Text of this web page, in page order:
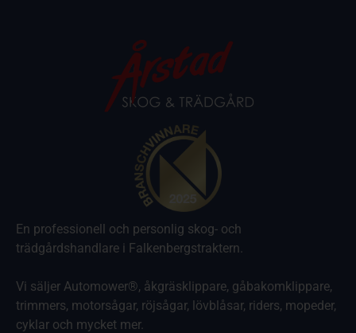
En professionell och personlig skog- och
trädgårdshandlare i Falkenbergstraktern.
Vi säljer Automower®, åkgräsklippare, gåbakomklippare,
trimmers, motorsågar, röjsågar, lövblåsar, riders, mopeder,
cyklar och mycket mer.